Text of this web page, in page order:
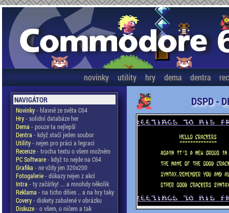
novinky utility hry dema dentra
NAVIGÁTOR
Novinky- hlavně ze světa C64
Hry- solidní databáze her
Dema - pouze ta nejlepší
Dentra - když stačí jeden soubor
Utility- nejen pro práci a legraci
Recenze- trocha textu o všem možném
PC Software- když to nejde na C64
Grafika - ne vždy jen 320x200
Fotogalerie- důkazy nejen z akcí
Intra - ty začátky! ... a mnohdy několik
Reklama - na ticho dňies .. a na hry taky
Covery- diskety zabalené v obrázku
Diskuze- o všem, o ničem a tak
DSPD -